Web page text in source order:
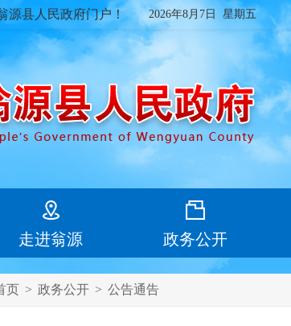
源县人民政府门户！ 2026年8月7日 星期五
走进翁源 政务公开
页 > 政务公开 > 公告通告